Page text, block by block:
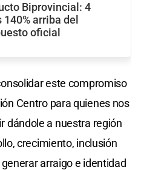
Biprovincial: 4
arriba del
oficial
este compromiso
Centro para quienes nos
dándole a nuestra región
crecimiento, inclusión
arraigo e identidad